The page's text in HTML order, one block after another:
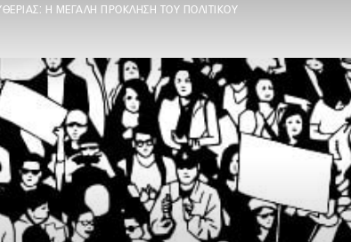
Η ΜΕΓΆΛΗ ΠΡΌΚΛΗΣΗ ΤΟΥ ΠΟΛΙΤΙΚΟΎ